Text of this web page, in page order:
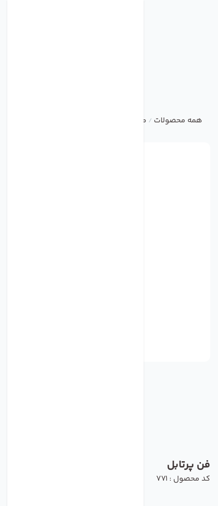
همه محصولات / متفرقه
فن پرتابل
کد محصول : 771